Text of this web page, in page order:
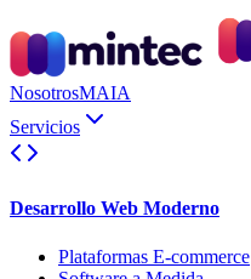
NosotrosMAIA
Servicios
Desarrollo Web Moderno
Plataformas E-commerce